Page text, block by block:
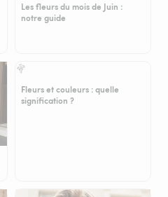
Les fleurs du mois de Juin :
notre guide
Fleurs et couleurs : quelle
signification ?